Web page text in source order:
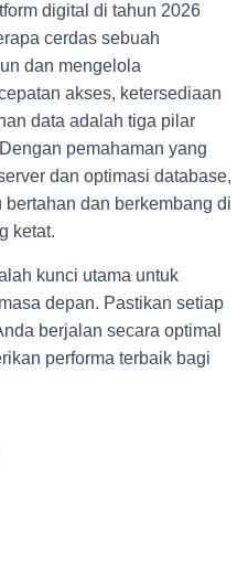
digital di tahun 2026
cerdas sebuah
dan mengelola
akses, ketersediaan
data adalah tiga pilar
pemahaman yang
dan optimasi database,
dan berkembang di
ketat.
kunci utama untuk
depan. Pastikan setiap
berjalan secara optimal
performa terbaik bagi